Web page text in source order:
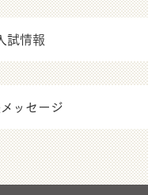
試情報
ッセージ